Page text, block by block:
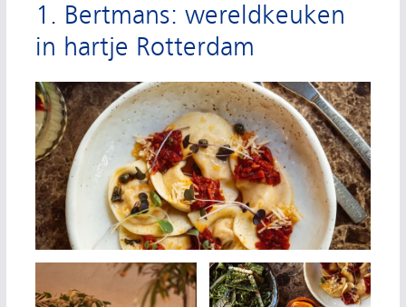
1. Bertmans: wereldkeuken
in hartje Rotterdam